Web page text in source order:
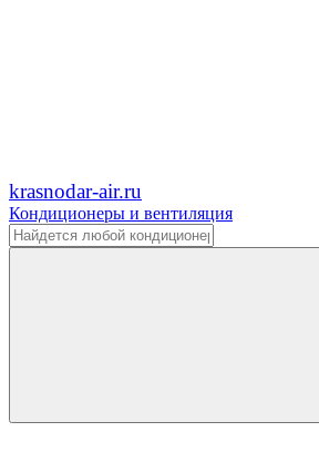
krasnodar-air.ru
Кондиционеры и вентиляция